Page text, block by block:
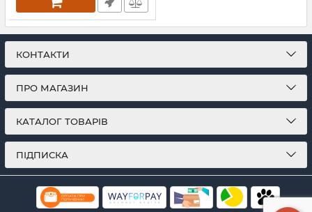
КОНТАКТИ
ПРО МАГАЗИН
КАТАЛОГ ТОВАРІВ
ПІДПИСКА